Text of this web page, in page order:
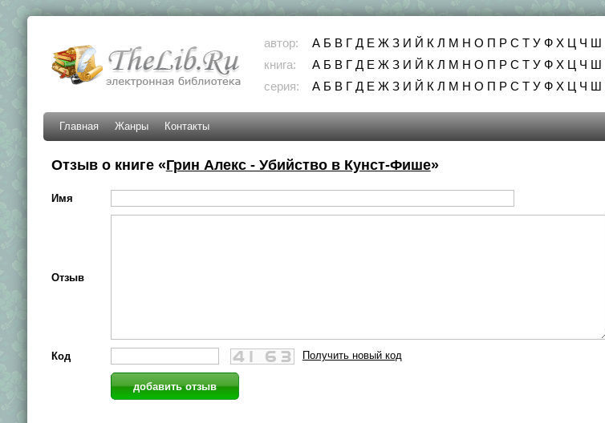
автор: А Б В Г Д Е Ж З И Й К Л М Н О П Р С Т У Ф Х Ц Ч Ш
книга:
А Б В Г Д Е Ж З И Й К Л М Н О П Р С Т У Ф Х Ц Ч Ш
серия:
А Б В Г Д Е Ж З И Й К Л М Н О П Р С Т У Ф Х Ц Ч Ш
Главная Жанры Контакты
Отзыв о книге «Грин Алекс - Убийство в Кунст-Фише»
Имя
Отзыв
Код Получить новый код